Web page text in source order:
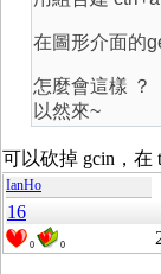
在圖形介面的
怎麼會這樣
以然來~
可以砍掉 gcin，在
IanHo
16
0 0